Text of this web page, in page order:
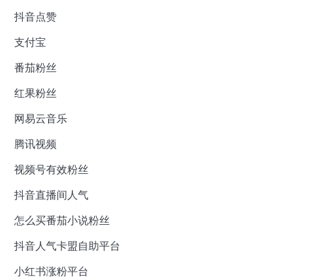
抖音点赞
支付宝
番茄粉丝
红果粉丝
网易云音乐
腾讯视频
视频号有效粉丝
抖音直播间人气
怎么买番茄小说粉丝
抖音人气卡盟自助平台
小红书涨粉平台